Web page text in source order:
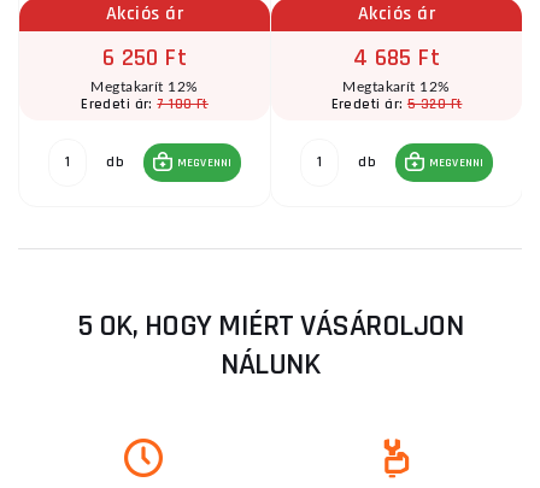
Akciós ár
6 250 Ft
Megtakarít 12%
Eredeti ár:7 100 Ft
db MEGVENNI
Akciós ár
4 685 Ft
Megtakarít 12%
Eredeti ár:5 320 Ft
db MEGVENNI
5 OK, HOGY MIÉRT VÁSÁROLJON
NÁLUNK